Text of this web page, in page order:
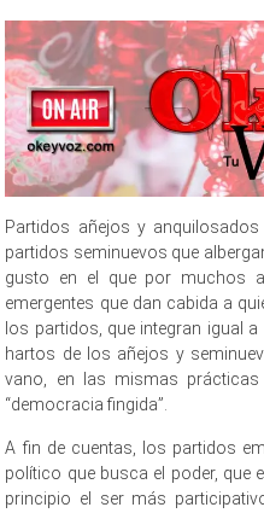
Partidos añejos y
partidos seminuevos que
gusto en el que por muchos
emergentes que dan cabida a
los partidos, que integran igual
hartos de los añejos y
vano, en las mismas
“democracia fingida”.
A fin de cuentas, los partidos
político que busca el poder, que
principio el ser más